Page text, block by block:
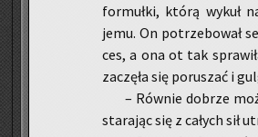
for­muł­ki, którą wykuł
jemu. On po­trze­bo­wał
ces, a ona ot tak
za­czę­ła się po­ru­szać i
– Rów­nie do­brze
sta­ra­jąc się z ca­łych sił